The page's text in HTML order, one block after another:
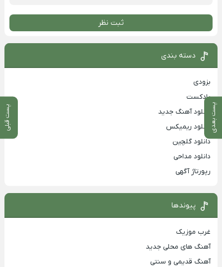
پست بعدی پست قبلی
ثبت نظر
دسته بندی
بزودی
پادکست
دانلود آهنگ جدید
دانلود ریمیکس
دانلود گلچین
دانلود مداحی
رپورتاژ آگهی
پیوندها
غرب موزیک
آهنگ های محلی جدید
آهنگ قدیمی و سنتی